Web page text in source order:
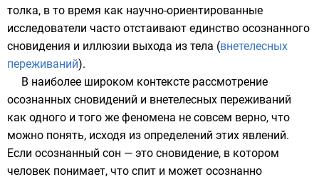
толка, в то время как научно-ориентированные
исследователи часто отстаивают единство осознанного
сновидения и иллюзии выхода из тела (внетелесных
переживаний).
В наиболее широком контексте рассмотрение
осознанных сновидений и внетелесных переживаний
как одного и того же феномена не совсем верно, что
можно понять, исходя из определений этих явлений.
Если осознанный сон — это сновидение, в котором
человек понимает, что спит и может осознанно